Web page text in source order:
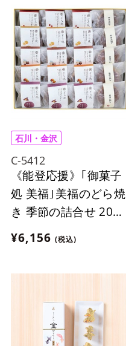
石川・金沢
C-5412
《能登応援》｢御菓子
処 美福｣美福のどら焼
き 季節の詰合せ 20個
入
¥6,156 (税込)